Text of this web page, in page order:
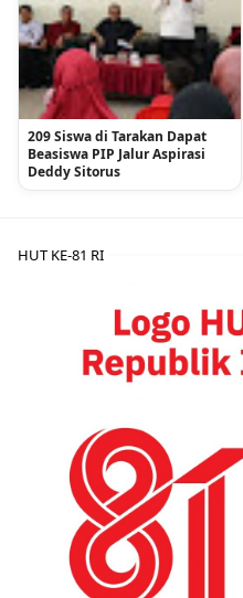
209 Siswa di Tarakan Dapat
Beasiswa PIP Jalur Aspirasi
Deddy Sitorus
HUT KE-81 RI